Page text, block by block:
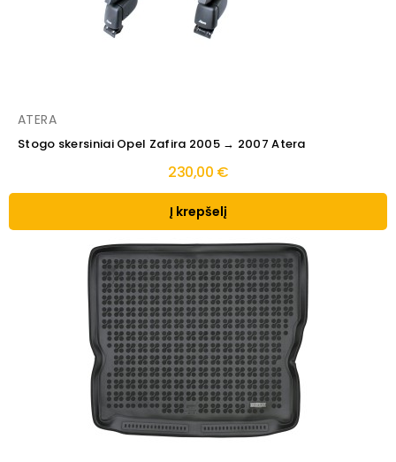
ATERA
Stogo skersiniai Opel Zafira 2005 → 2007 Atera
230,00 €
Į krepšelį